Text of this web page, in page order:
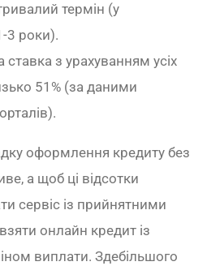
термін (у
3 роки).
ставка з урахуванням усіх
51% (за даними
оформлення кредиту без
а щоб ці відсотки
сервіс із прийнятними
онлайн кредит із
виплати. Здебільшого